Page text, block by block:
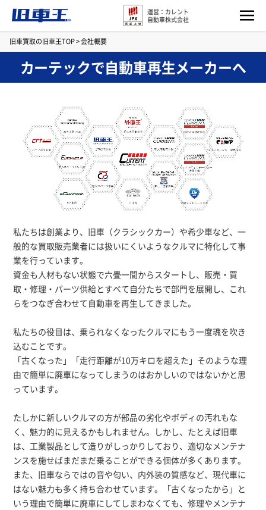
運営：カレント
自動車株式会社
旧車買取の旧車王TOP>会社概要
カーテックで自動車再生メーカーへ
私たちは創業より、旧車（クラシックカー）や希少車など、一
般的な買取販売業者には扱いにくいようなクルマに特化して事
業を行っています。
資金も人材もない状態で六畳一間からスタートし、販売・買
取・修理・パーツ供給とすべて自分たちで部門を展開し、これ
らをつなぎ合わせて自動車を再生してきました。
私たちの役目は、乗られなくなったクルマにもう一度魂を吹き
込むことです。
「古くなった」「走行距離が10万キロを超えた」そのような理
由で簡単に廃車になってしまうのはおかしいのではないかと思
っています。
たしかに新しいクルマの方が部品の劣化やボディの汚れもな
く、魅力的に見えるかもしれません。しかし、たとえば旧車
は、工業製品として造りがしっかりしており、適切なメンテナ
ンスを施せばまだまだ乗ることができる個体が多くあります。
また、旧車ならではの音や匂い、内外装の質感など、現代車に
はない魅力も多く持ち合わせています。「古くなったから」と
いう理由で簡単に廃車にしてしまわなくても、修理やメンテナ